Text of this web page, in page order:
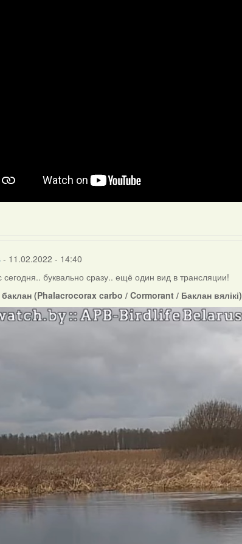
- 11.02.2022 - 14:40
сегодня.. буквально сразу.. ещё один вид в трансляции!
(Phalacrocorax carbo / Cormorant / Баклан вялікі)